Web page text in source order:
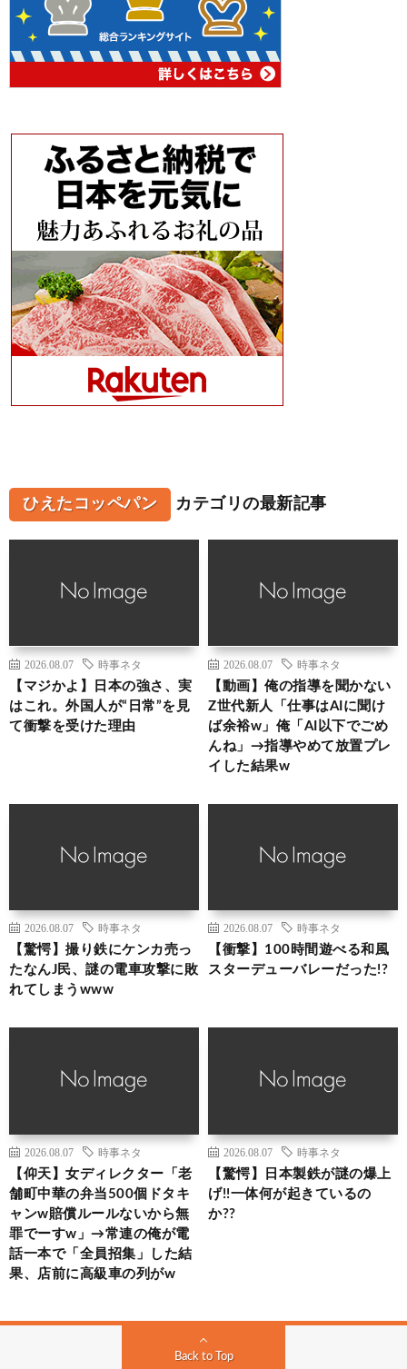
ひえたコッペパン カテゴリの最新記事
2026.08.07 時事ネタ
【マジかよ】日本の強さ、実
はこれ。外国人が“日常”を見
て衝撃を受けた理由
2026.08.07 時事ネタ
【動画】俺の指導を聞かない
Z世代新人「仕事はAIに聞け
ば余裕w」俺「AI以下でごめ
んね」→指導やめて放置プレ
イした結果w
2026.08.07 時事ネタ
【驚愕】撮り鉄にケンカ売っ
たなんJ民、謎の電車攻撃に敗
れてしまうwww
2026.08.07 時事ネタ
【衝撃】100時間遊べる和風
スターデューバレーだった!?
2026.08.07 時事ネタ
【仰天】女ディレクター「老
舗町中華の弁当500個ドタキ
ャンw賠償ルールないから無
罪でーすw」→常連の俺が電
話一本で「全員招集」した結
果、店前に高級車の列がw
2026.08.07 時事ネタ
【驚愕】日本製鉄が謎の爆上
げ!!一体何が起きているの
か??
Back to Top